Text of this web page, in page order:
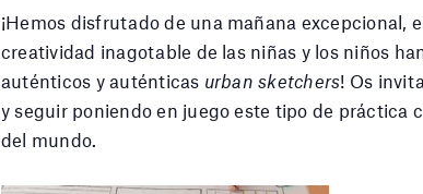
¡Hemos disfrutado de una mañana excepcional,
creatividad inagotable de las niñas y los niños
auténticos y auténticas urban sketchers! Os
y seguir poniendo en juego este tipo de práctica
del mundo.